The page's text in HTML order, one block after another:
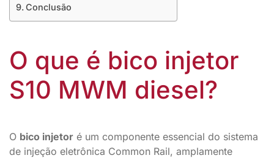
Conclusão
O que é bico injetor
S10 MWM diesel?
O bico injetor é um componente essencial do sistema
de injeção eletrônica Common Rail, amplamente